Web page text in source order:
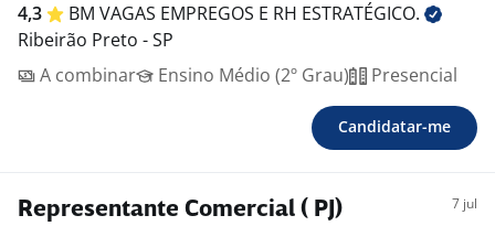
4,3 BM VAGAS EMPREGOS E RH ESTRATÉGICO.
Ribeirão Preto - SP
A combinar
Ensino Médio (2º Grau) Presencial
Candidatar-me
Representante Comercial ( PJ) 7 jul